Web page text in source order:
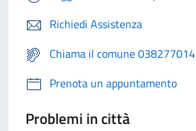
Richiedi Assistenza
Chiama il comune 038277014
Prenota un appuntamento
Problemi in città